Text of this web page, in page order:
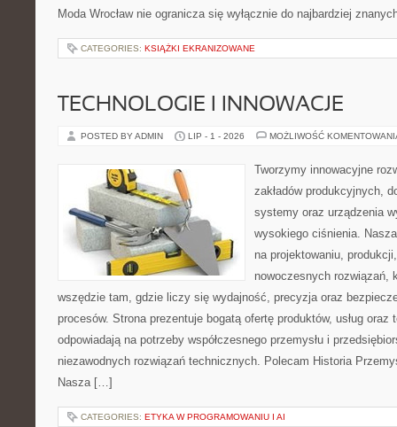
Moda Wrocław nie ogranicza się wyłącznie do najbardziej
CATEGORIES: KSIĄŻKI EKRANIZOWANE
TECHNOLOGIE I INNOWACJE
POSTED BY ADMIN LIP - 1 - 2026 MOŻLIWOŚĆ
Tworzymy innowacyjne
zakładów produkcyjnych,
systemy oraz urządzenia
wysokiego ciśnienia.
na projektowaniu,
nowoczesnych rozwiązań,
wszędzie tam, gdzie liczy się wydajność, precyzja oraz
procesów. Strona prezentuje bogatą ofertę produktów, usług oraz
odpowiadają na potrzeby współczesnego przemysłu i
niezawodnych rozwiązań technicznych. Polecam Historia
Nasza […]
CATEGORIES: ETYKA W PROGRAMOWANIU I AI